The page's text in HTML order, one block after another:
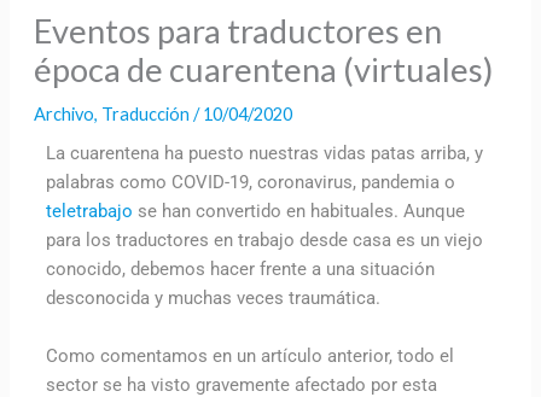
Eventos para traductores en
época de cuarentena (virtuales)
Archivo, Traducción /10/04/2020
La cuarentena ha puesto nuestras vidas patas arriba, y
palabras como COVID-19, coronavirus, pandemia o
teletrabajo se han convertido en habituales. Aunque
para los traductores en trabajo desde casa es un viejo
conocido, debemos hacer frente a una situación
desconocida y muchas veces traumática.
Como comentamos en un artículo anterior, todo el
sector se ha visto gravemente afectado por esta